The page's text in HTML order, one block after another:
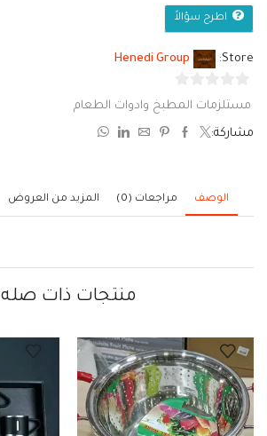
اطرح سؤالاً
Store:
Henedi Group
0
مستلزمات المطبخ وادوات الطعام
مشاركة:
الوصف مراجعات (0) المزيد من العروض
منتجات ذات صله